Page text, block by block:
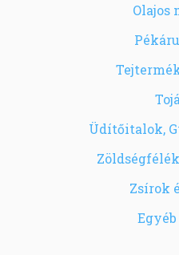
Olajos
Üdítőitalok,
Zsírok